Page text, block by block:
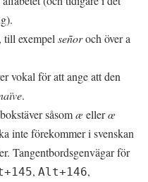
till exempel señoroch över a
vokal för att ange att den
.
såsomæ ellerœ
inte förekommer i svenskan
Tangentbordsgenvägar för
, Alt+146,